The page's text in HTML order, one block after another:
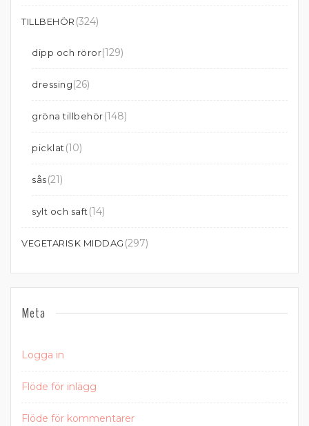
TILLBEHÖR (324)
dipp och röror(129)
dressing(26)
gröna tillbehör(148)
picklat (10)
sås(21)
sylt och saft (14)
VEGETARISK MIDDAG (297)
Meta
Logga in
Flöde för inlägg
Flöde för kommentarer